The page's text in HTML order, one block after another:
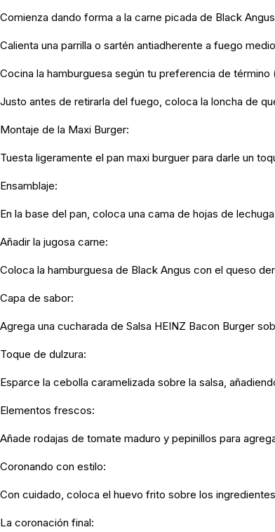
Comienza dando forma a la carne picada de Black
Calienta una parrilla o sartén antiadherente a fuego
Cocina la hamburguesa según tu preferencia de
Justo antes de retirarla del fuego, coloca la loncha de
Montaje de la Maxi Burger:
Tuesta ligeramente el pan maxi burguer para darle un
Ensamblaje:
En la base del pan, coloca una cama de hojas de
Añadir la jugosa carne:
Coloca la hamburguesa de Black Angus con el queso
Capa de sabor:
Agrega una cucharada de Salsa HEINZ Bacon Burger
Toque de dulzura:
Esparce la cebolla caramelizada sobre la salsa,
Elementos frescos:
Añade rodajas de tomate maduro y pepinillos para
Coronando con estilo:
Con cuidado, coloca el huevo frito sobre los
La coronación final: